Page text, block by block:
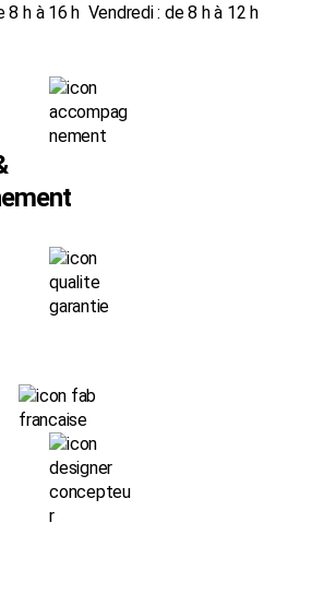
8 h à 16 h Vendredi : de 8 h à 12 h